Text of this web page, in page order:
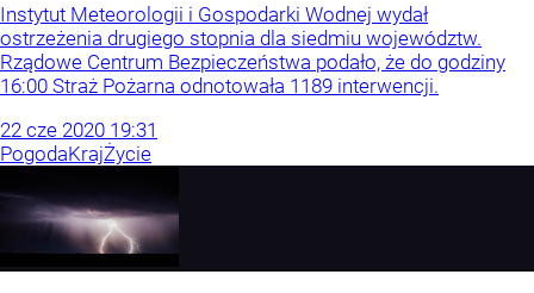
Instytut Meteorologii i Gospodarki Wodnej wydał
ostrzeżenia drugiego stopnia dla siedmiu województw.
Rządowe Centrum Bezpieczeństwa podało, że do godziny
16:00 Straż Pożarna odnotowała 1189 interwencji.
22 cze 2020 19:31
PogodaKrajŻycie